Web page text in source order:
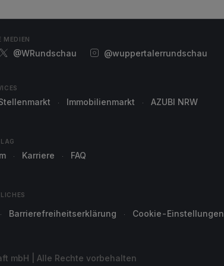
MEDIEN
@WRundschau @wuppertalerrundschau
Immobilienmarkt AZUBI NRW
Karriere FAQ
Barrierefreiheitserklärung Cookie-Einstellungen
mbH | Alle Rechte vorbehalten